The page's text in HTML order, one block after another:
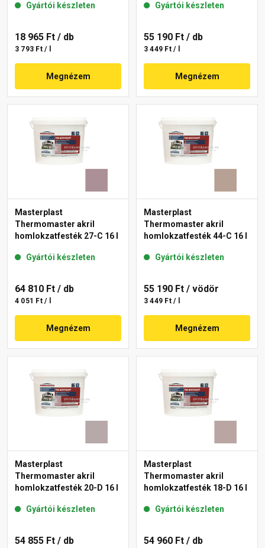
Gyártói készleten
18 965 Ft / db
3 793 Ft / l
Megnézem
Gyártói készleten
55 190 Ft / db
3 449 Ft / l
Megnézem
Masterplast
Thermomaster akril
homlokzatfesték 27-C 16 l
Gyártói készleten
64 810 Ft / db
4 051 Ft / l
Megnézem
Masterplast
Thermomaster akril
homlokzatfesték 44-C 16 l
Gyártói készleten
55 190 Ft / vödör
3 449 Ft / l
Megnézem
Masterplast
Thermomaster akril
homlokzatfesték 20-D 16 l
Gyártói készleten
54 855 Ft / db
Masterplast
Thermomaster akril
homlokzatfesték 18-D 16 l
Gyártói készleten
54 960 Ft / db